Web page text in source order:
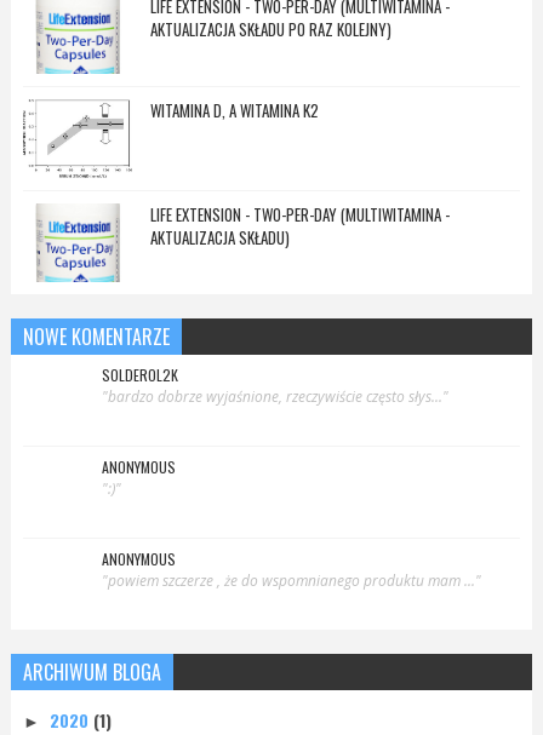
LIFE EXTENSION - TWO-PER-DAY (MULTIWITAMINA -
AKTUALIZACJA SKŁADU PO RAZ KOLEJNY)
WITAMINA D, A WITAMINA K2
LIFE EXTENSION - TWO-PER-DAY (MULTIWITAMINA -
AKTUALIZACJA SKŁADU)
NOWE KOMENTARZE
SOLDEROL2K
"bardzo dobrze wyjaśnione, rzeczywiście często słys..."
ANONYMOUS
":)"
ANONYMOUS
"powiem szczerze , że do wspomnianego produktu mam ..."
ARCHIWUM BLOGA
► 2020 (1)